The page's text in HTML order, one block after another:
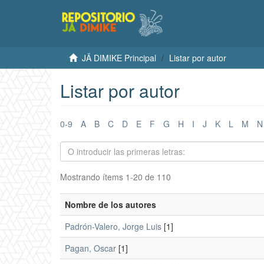
JÄ DIMIKE Principal Listar por autor
Listar por autor
0-9 A B C D E F G H I J K L M N
Mostrando ítems 1-20 de 110
Nombre de los autores
Padrón-Valero, Jorge Luis [1]
Pagan, Oscar [1]